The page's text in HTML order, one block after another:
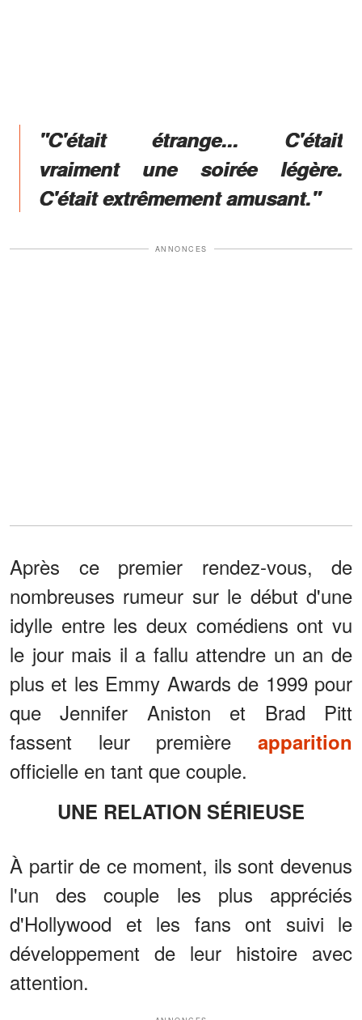
"C'était étrange... C'était
vraiment une soirée légère.
C'était extrêmement amusant."
ANNONCES
Après ce premier rendez-vous, de
nombreuses rumeur sur le début d'une
idylle entre les deux comédiens ont vu
le jour mais il a fallu attendre un an de
plus et les Emmy Awards de 1999 pour
que Jennifer Aniston et Brad Pitt
fassent leur première apparition
officielle en tant que couple.
UNE RELATION SÉRIEUSE
À partir de ce moment, ils sont devenus
l'un des couple les plus appréciés
d'Hollywood et les fans ont suivi le
développement de leur histoire avec
attention.